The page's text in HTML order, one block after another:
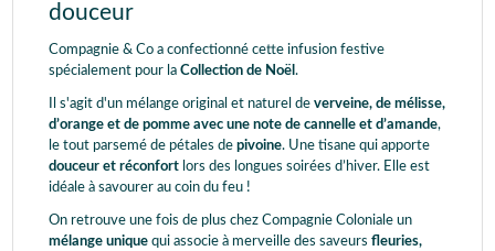
douceur
Compagnie & Co a confectionné cette infusion festive
spécialement pour la Collection de Noël .
Il s'agit d'un mélange original et naturel de verveine, de mélisse,
d’orange et de pomme avec une note de cannelle et d’amande,
le tout parsemé de pétales de pivoine. Une tisane qui apporte
douceur et réconfort lors des longues soirées d’hiver. Elle est
idéale à savourer au coin du feu !
On retrouve une fois de plus chez Compagnie Coloniale un
mélange unique qui associe à merveille des saveurs fleuries,